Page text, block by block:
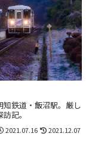
鉄道・飯沼駅。厳し
記。
2021.07.16 2021.12.07